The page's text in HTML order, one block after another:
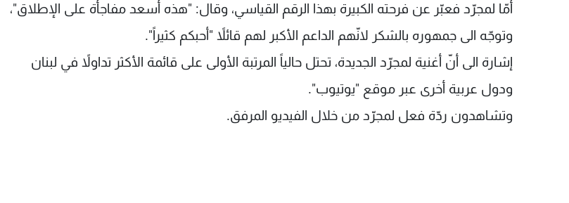
أمّا لمجرّد فعبّر عن فرحته الكبيرة بهذا الرقم القياسي، وقال: "هذه أسعد مفاجأة على الإطلاق"،
وتوجّه الى جمهوره بالشكر لانّهم الداعم الأكبر لهم قائلاً "أحبكم كثيراً".
إشارة الى أنّ أغنية لمجرّد الجديدة، تحتل حالياً المرتبة الأولى على قائمة الأكثر تداولاً في لبنان
ودول عربية أخرى عبر موقع "يوتيوب".
وتشاهدون ردّة فعل لمجرّد من خلال الفيديو المرفق.